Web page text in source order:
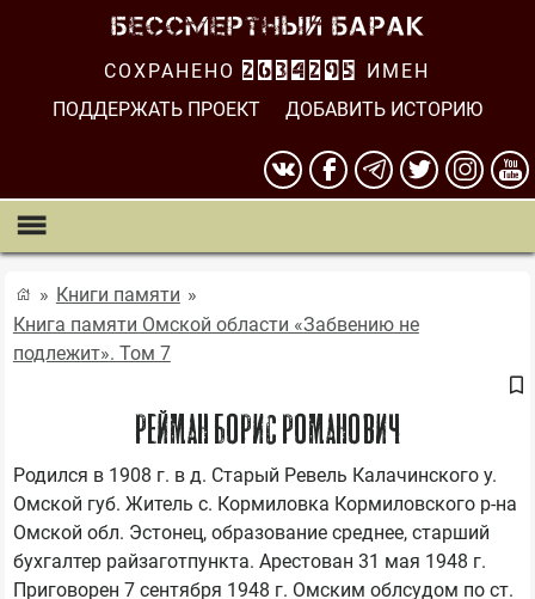
СОХРАНЕНО 2634295
ИМЕН
ПОДДЕРЖАТЬ ПРОЕКТ
ДОБАВИТЬ ИСТОРИЮ
Книги памяти
Книга памяти Омской области «Забвению не
подлежит». Том 7
РЕЙМАН БОРИС РОМАНОВИЧ
Родился в 1908 г. в д. Старый Ревель Калачинского у.
Омской губ. Житель с. Кормиловка Кормиловского р-на
Омской обл. Эстонец, образование среднее, старший
бухгалтер райзаготпункта. Арестован 31 мая 1948 г.
Приговорен 7 сентября 1948 г. Омским облсудом по ст.